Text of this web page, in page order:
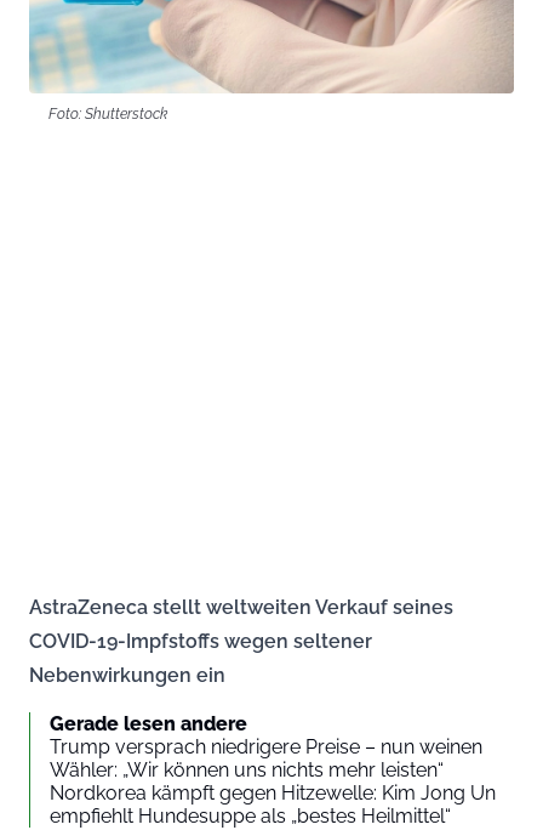
Foto: Shutterstock
AstraZeneca stellt weltweiten Verkauf seines
COVID-19-Impfstoffs wegen seltener
Nebenwirkungen ein
Gerade lesen andere
Trump versprach niedrigere Preise – nun weinen
Wähler: „Wir können uns nichts mehr leisten“
Nordkorea kämpft gegen Hitzewelle: Kim Jong Un
empfiehlt Hundesuppe als „bestes Heilmittel“